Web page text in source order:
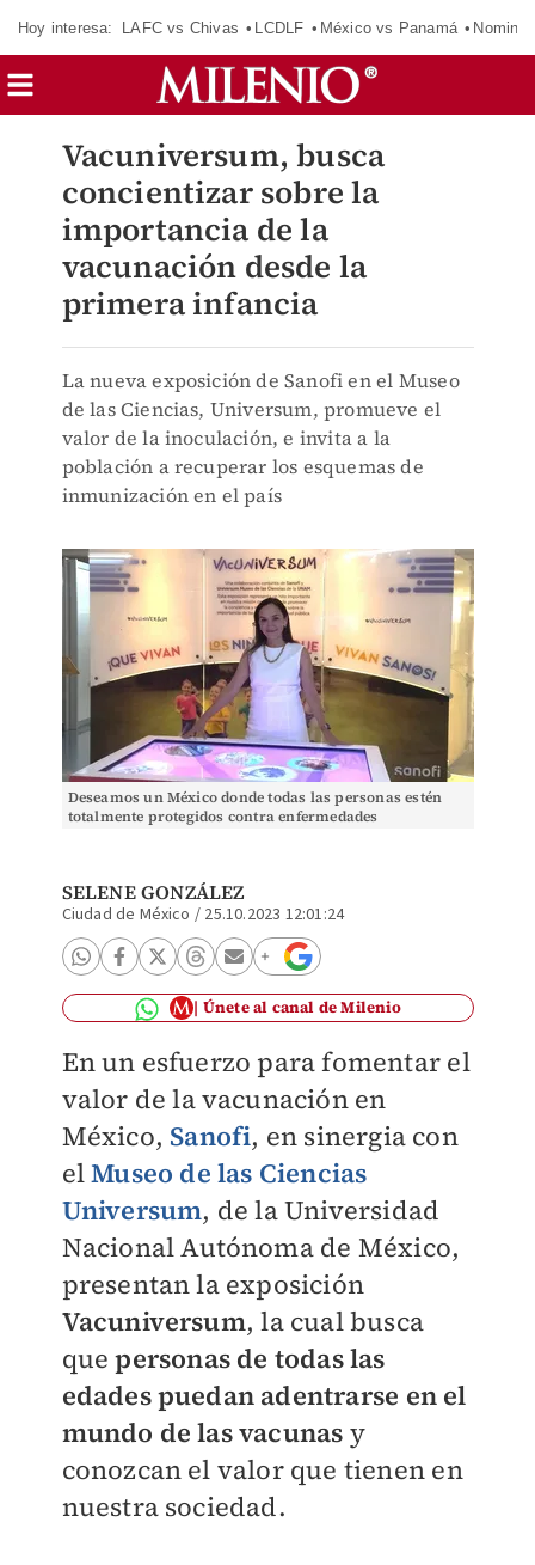
Hoy interesa: LAFC vs Chivas LCDLF México vs Panamá
Vacuniversum, busca
concientizar sobre la
importancia de la
vacunación desde la
primera infancia
La nueva exposición de Sanofi en el Museo
de las Ciencias, Universum, promueve el
valor de la inoculación, e invita a la
población a recuperar los esquemas de
inmunización en el país
Deseamos un México donde todas las personas estén
totalmente protegidos contra enfermedades
SELENE GONZÁLEZ
Ciudad de México / 25.10.2023 12:01:24
Únete al canal de Milenio
En un esfuerzo para fomentar el
valor de la vacunación en
México, Sanofi, en sinergia con
elMuseo de las Ciencias
Universum, de la Universidad
Nacional Autónoma de México,
presentan la exposición
Vacuniversum, la cual busca
quepersonas de todas las
edades puedan adentrarse en el
mundo de las vacunas y
conozcan el valor que tienen en
nuestra sociedad.